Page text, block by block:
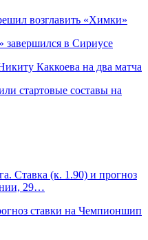
возглавить «Химки»
завершился в Сириусе
Каккоева на два матча
стартовые составы на
Ставка (к. 1.90) и прогноз
29…
ставки на Чемпионшип